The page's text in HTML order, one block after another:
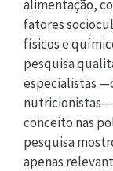
alimentação,
fatores
físicos e
pesquisa
especialistas
conceito nas
pesquisa
apenas